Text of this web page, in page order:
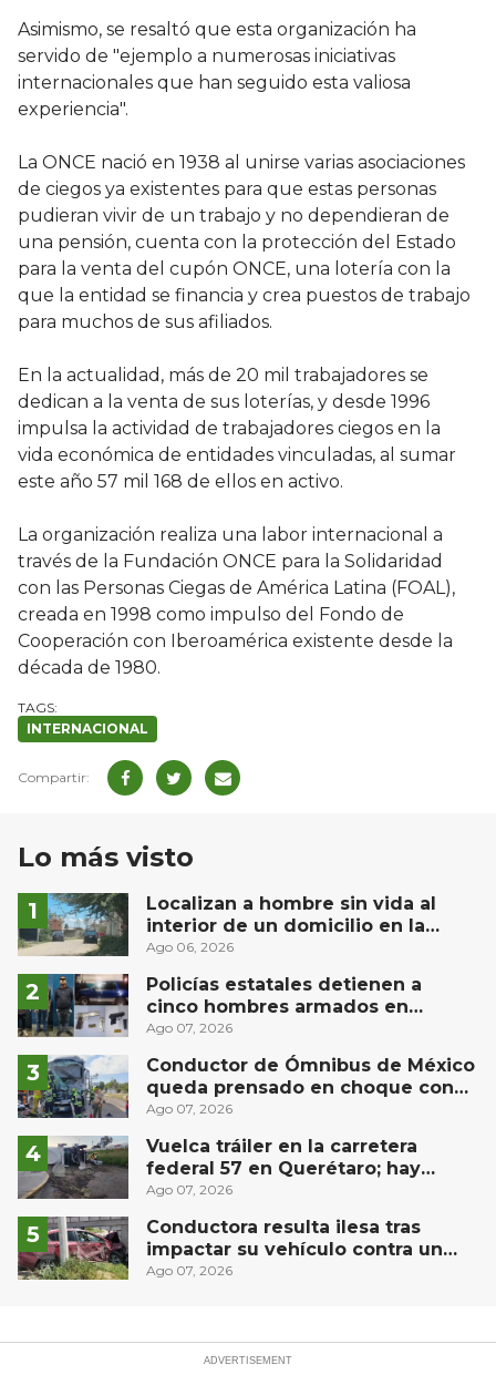
Asimismo, se resaltó que esta organización ha
servido de "ejemplo a numerosas iniciativas
internacionales que han seguido esta valiosa
experiencia".
La ONCE nació en 1938 al unirse varias asociaciones
de ciegos ya existentes para que estas personas
pudieran vivir de un trabajo y no dependieran de
una pensión, cuenta con la protección del Estado
para la venta del cupón ONCE, una lotería con la
que la entidad se financia y crea puestos de trabajo
para muchos de sus afiliados.
En la actualidad, más de 20 mil trabajadores se
dedican a la venta de sus loterías, y desde 1996
impulsa la actividad de trabajadores ciegos en la
vida económica de entidades vinculadas, al sumar
este año 57 mil 168 de ellos en activo.
La organización realiza una labor internacional a
través de la Fundación ONCE para la Solidaridad
con las Personas Ciegas de América Latina (FOAL),
creada en 1998 como impulso del Fondo de
Cooperación con Iberoamérica existente desde la
década de 1980.
INTERNACIONAL
Lo más visto
Localizan a hombre sin vida al
interior de un domicilio en la
comunidad El Rodeo, San Juan del
Ago 06, 2026
Policías estatales detienen a
cinco hombres armados en
Puebla capital
Ago 07, 2026
Conductor de Ómnibus de México
queda prensado en choque con
materialista en San Juan del Río
Ago 07, 2026
Vuelca tráiler en la carretera
federal 57 en Querétaro; hay
derrame de combustible
Ago 07, 2026
Conductora resulta ilesa tras
impactar su vehículo contra un
muro en Huimilpan
Ago 07, 2026